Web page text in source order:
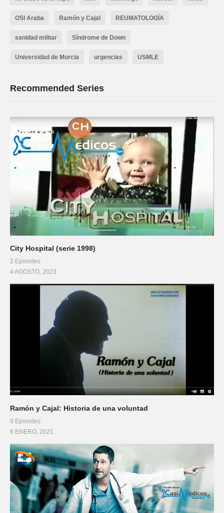
OSI Araba Ramón y Cajal REUMATOLOGÍA
sanidad militar Síndrome de Down
Universidad de Murcia urgencias USMLE
Recommended Series
City Hospital (serie 1998)
2 Episodes
4 AGOSTO, 2023
Ramón y Cajal: Historia de una voluntad
9 Episodes
8 ENERO, 2021